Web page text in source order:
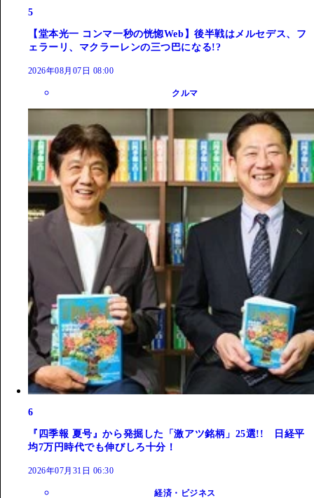
5
【堂本光一 コンマ一秒の恍惚Web】後半戦はメルセデス、フ
ェラーリ、マクラーレンの三つ巴になる!?
2026年08月07日 08:00
クルマ
6
『四季報 夏号』から発掘した「激アツ銘柄」25選!! 日経平
均7万円時代でも伸びしろ十分！
2026年07月31日 06:30
経済・ビジネス